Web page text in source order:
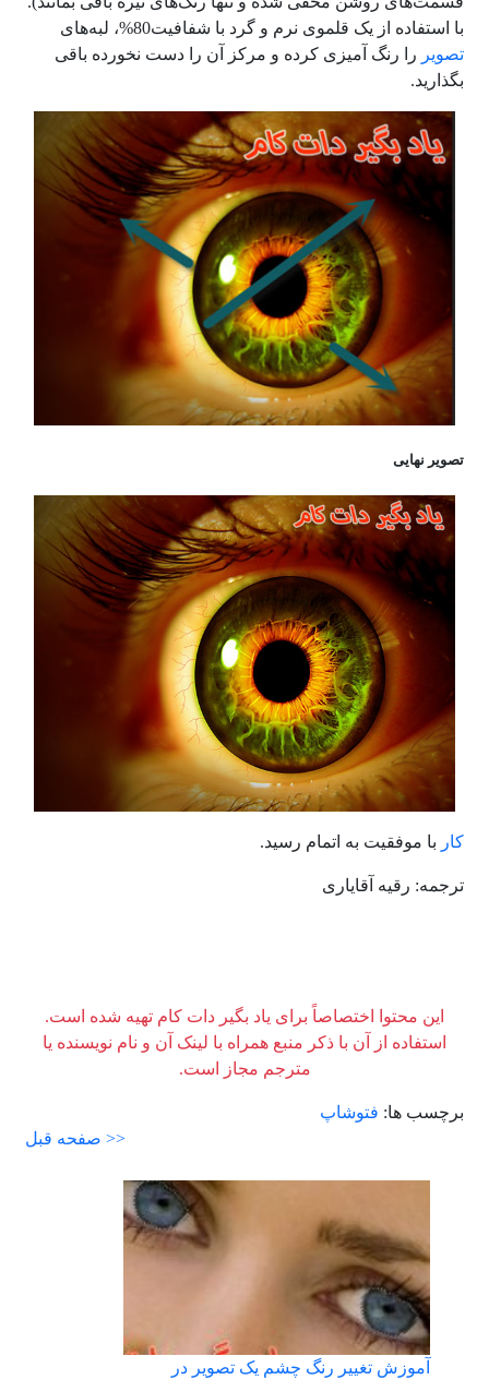
با استفاده از یک قلموی نرم و گرد با شفافیت80% ، لبههای
تصویر را رنگ آمیزی کرده و مرکز آن را دست نخورده باقی
بگذارید.
تصویر نهایی
کار با موفقیت به اتمام رسید.
ترجمه: رقیه آقایاری
این محتوا اختصاصاً برای یاد بگیر دات کام تهیه شده است.
استفاده از آن با ذکر منبع همراه با لینک آن و نام نویسنده یا
مترجم مجاز است.
برچسب ها: فتوشاپ
<< صفحه قبل
آموزش تغییر رنگ چشم یک تصویر در